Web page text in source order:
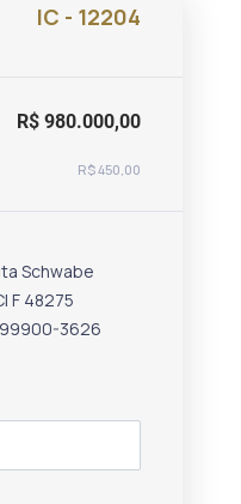
IC - 12204
R$ 980.000,00
R$ 450,00
Schwabe
F 48275
3626